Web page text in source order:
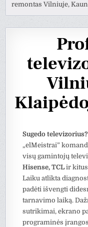
remontas Vilniuje,
Sugedo
„elMeistrai”
visų gamintojų
Hisense, TCL ir
Laiku atlikta
padėti išvengti
tarnavimo laiką.
sutrikimai, ekrano
programinės